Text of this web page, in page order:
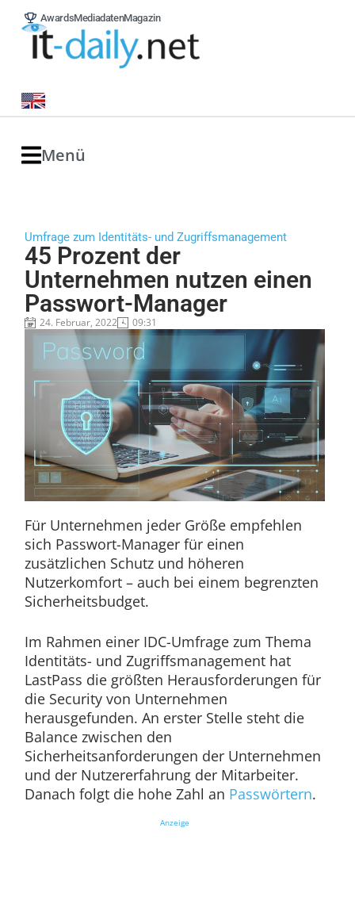
AwardsMediadatenMagazin
Menü
Umfrage zum Identitäts- und Zugriffsmanagement
45 Prozent der
Unternehmen nutzen einen
Passwort-Manager
24. Februar, 2022 09:31
Für Unternehmen jeder Größe empfehlen
sich Passwort-Manager für einen
zusätzlichen Schutz und höheren
Nutzerkomfort – auch bei einem begrenzten
Sicherheitsbudget.
Im Rahmen einer IDC-Umfrage zum Thema
Identitäts- und Zugriffsmanagement hat
LastPass die größten Herausforderungen für
die Security von Unternehmen
herausgefunden. An erster Stelle steht die
Balance zwischen den
Sicherheitsanforderungen der Unternehmen
und der Nutzererfahrung der Mitarbeiter.
Danach folgt die hohe Zahl an Passwörtern.
Anzeige